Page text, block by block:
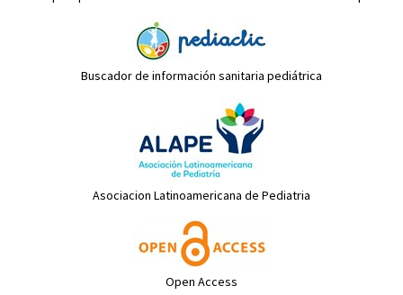
Buscador de información sanitaria pediátrica
Asociacion Latinoamericana de Pediatria
Open Access